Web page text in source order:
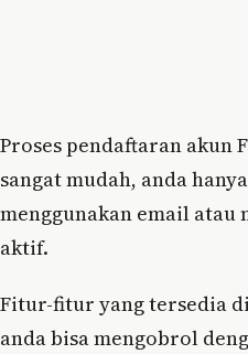
Proses pendaftaran akun
sangat mudah, anda
menggunakan email atau
aktif.
Fitur-fitur yang tersedia
anda bisa mengobrol